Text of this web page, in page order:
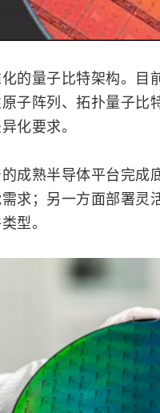
的量子比特架构。目
子阵列、拓扑量子比
化要求。
成熟半导体平台完成
求；另一方面部署灵
型。